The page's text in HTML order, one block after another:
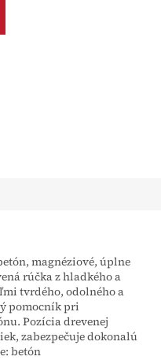
magnéziové, úplne
rúčka z hladkého a
tvrdého, odolného a
pomocník pri
Pozícia drevenej
zabezpečuje dokonalú
betón